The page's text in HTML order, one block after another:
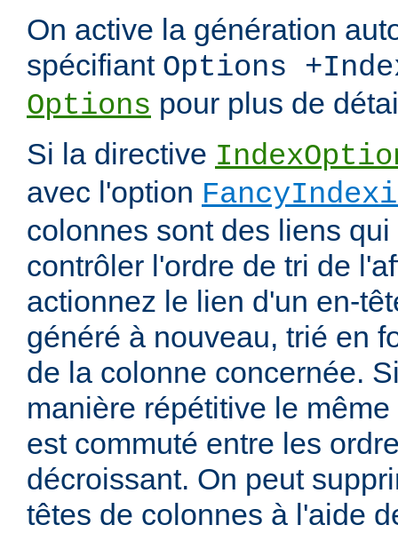
On active la génération
spécifiant Options
Options pour plus de
Si la directive
avec l'option
colonnes sont des liens
contrôler l'ordre de tri de
actionnez le lien d'un en-
généré à nouveau, trié en
de la colonne concernée.
manière répétitive le
est commuté entre les
décroissant. On peut
têtes de colonnes à l'aide